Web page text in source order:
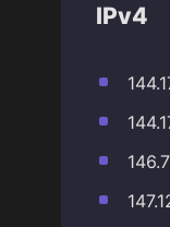
IPv4